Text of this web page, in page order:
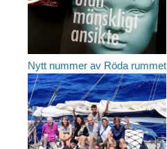
Nytt nummer av Röda rummet